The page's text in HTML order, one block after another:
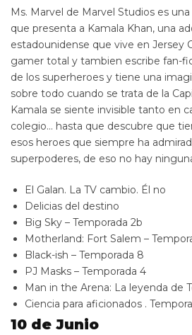
Ms. Marvel de Marvel Studios es
que presenta a Kamala Khan, una
estadounidense que vive en Jersey
gamer total y tambien escribe fan-
de los superheroes y tiene una
sobre todo cuando se trata de la
Kamala se siente invisible tanto en
colegio… hasta que descubre que
esos heroes que siempre ha
superpoderes, de eso no hay
El Galan. La TV cambio. Él no
Delicias del destino
Big Sky – Temporada 2b
Motherland: Fort Salem –
Black-ish – Temporada 8
PJ Masks – Temporada 4
Man in the Arena: La leyenda de
Ciencia para aficionados .
10 de Junio